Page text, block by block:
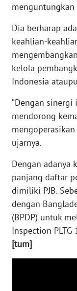
Dia berharap
keahlian-
kelola
Indonesia
“Dengan
mendorong
ujarnya.
Dengan adanya
panjang daftar
dimiliki PJB.
dengan
(BPDP) untuk
Inspection
[tum]
WN
WN
SULBAR
WN
WN
SUMBAR
SUMSEL
WN
BENGKULU
WN
LAMPUNG